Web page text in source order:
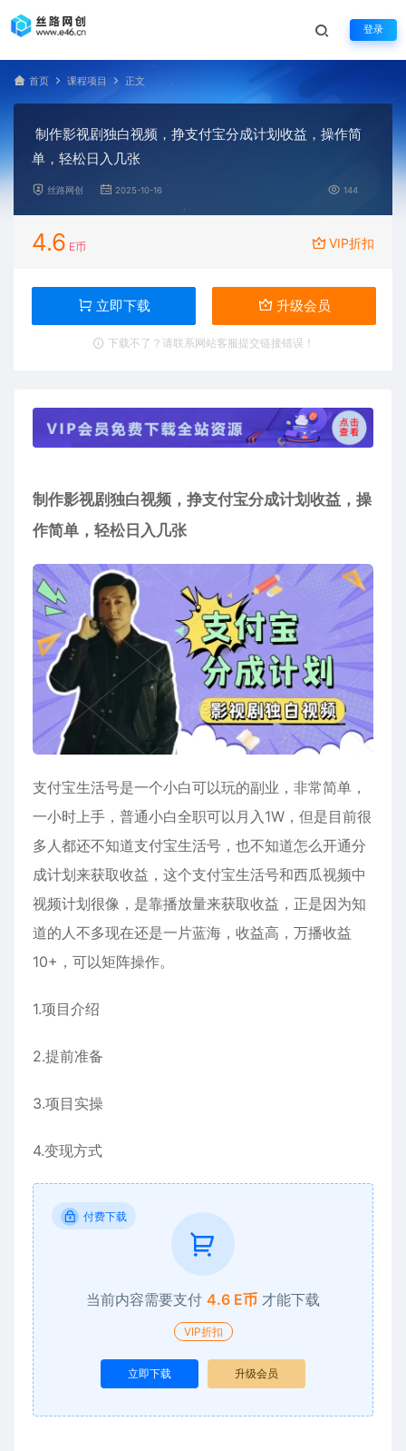
登录
首页 课程项目 正文
制作影视剧独白视频，挣支付宝分成计划收益，操作简
单，轻松日入几张
丝路网创 2025-10-16 144
4.6 E币 VIP折扣
立即下载 升级会员
下载不了？请联系网站客服提交链接错误！
制作影视剧独白视频，挣支付宝分成计划收益，操
作简单，轻松日入几张
支付宝生活号是一个小白可以玩的副业，非常简单，
一小时上手，普通小白全职可以月入1W，但是目前很
多人都还不知道支付宝生活号，也不知道怎么开通分
成计划来获取收益，这个支付宝生活号和西瓜视频中
视频计划很像，是靠播放量来获取收益，正是因为知
道的人不多现在还是一片蓝海，收益高，万播收益
10+，可以矩阵操作。
1.项目介绍
2.提前准备
3.项目实操
4.变现方式
付费下载
当前内容需要支付 4.6 E币 才能下载
VIP折扣
立即下载 升级会员